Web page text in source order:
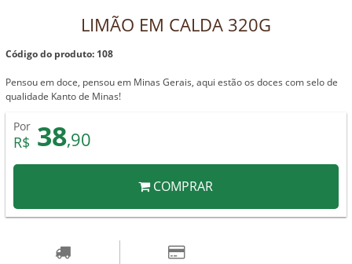
LIMÃO EM CALDA 320G
Código do produto: 108
Pensou em doce, pensou em Minas Gerais, aqui estão os doces com selo de
qualidade Kanto de Minas!
Por
R$ 38,90
COMPRAR